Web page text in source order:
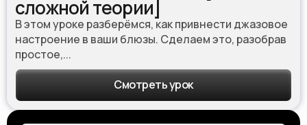
сложной теории]
В этом уроке разберёмся, как привнести джазовое
настроение в ваши блюзы. Сделаем это, разобрав
простое,...
Смотреть урок